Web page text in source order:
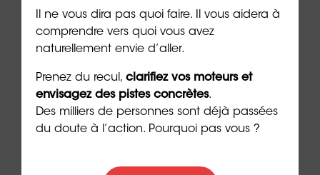
Il ne vous dira pas quoi faire. Il vous aidera à
comprendre vers quoi vous avez
naturellement envie d’aller.
Prenez du recul, clarifiez vos moteurs et
envisagez des pistes concrètes.
Des milliers de personnes sont déjà passées
du doute à l’action. Pourquoi pas vous ?